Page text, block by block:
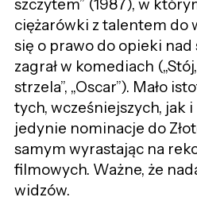
szczytem” (1987), w
ciężarówki z talentem do
się o prawo do opieki nad
zagrał w komediach
strzela”, „Oscar”). Mało
tych, wcześniejszych, jak
jedynie nominacje do
samym wyrastając na
filmowych. Ważne, że
widzów.